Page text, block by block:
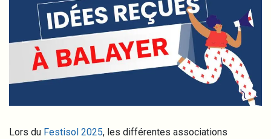
Lors du Festisol 2025, les différentes associations